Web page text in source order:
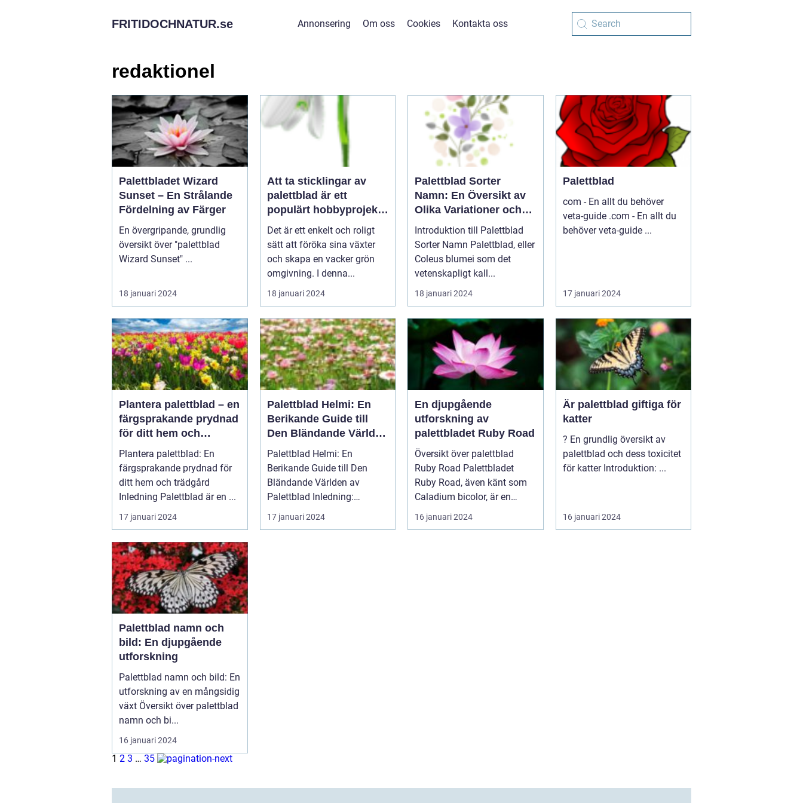
FRITIDOCHNATUR.se Annonsering Om oss Cookies Kontakta oss
redaktionel
Palettbladet Wizard
Sunset – En Strålande
Fördelning av Färger
En övergripande, grundlig
översikt över "palettblad
Wizard Sunset" ...
18 januari 2024
Att ta sticklingar av
palettblad är ett
populärt hobbyprojekt
för många
trädgårdsentusiaster
Det är ett enkelt och roligt
sätt att föröka sina växter
och skapa en vacker grön
omgivning. I denna...
18 januari 2024
Palettblad Sorter
Namn: En Översikt av
Olika Variationer och
Egenskaper
Introduktion till Palettblad
Sorter Namn Palettblad, eller
Coleus blumei som det
vetenskapligt kall...
18 januari 2024
Palettblad
com - En allt du behöver
veta-guide .com - En allt du
behöver veta-guide ...
17 januari 2024
Plantera palettblad – en
färgsprakande prydnad
för ditt hem och
trädgård
Plantera palettblad: En
färgsprakande prydnad för
ditt hem och trädgård
Inledning Palettblad är en ...
17 januari 2024
Palettblad Helmi: En
Berikande Guide till
Den Bländande Världen
av Palettblad
Palettblad Helmi: En
Berikande Guide till Den
Bländande Världen av
Palettblad Inledning:
Palettblad...
17 januari 2024
En djupgående
utforskning av
palettbladet Ruby Road
Översikt över palettblad
Ruby Road Palettbladet
Ruby Road, även känt som
Caladium bicolor, är en
pop...
16 januari 2024
Är palettblad giftiga för
katter
? En grundlig översikt av
palettblad och dess toxicitet
för katter Introduktion: ...
16 januari 2024
Palettblad namn och
bild: En djupgående
utforskning
Palettblad namn och bild: En
utforskning av en mångsidig
växt Översikt över palettblad
namn och bi...
16 januari 2024
1 2 3 … 35